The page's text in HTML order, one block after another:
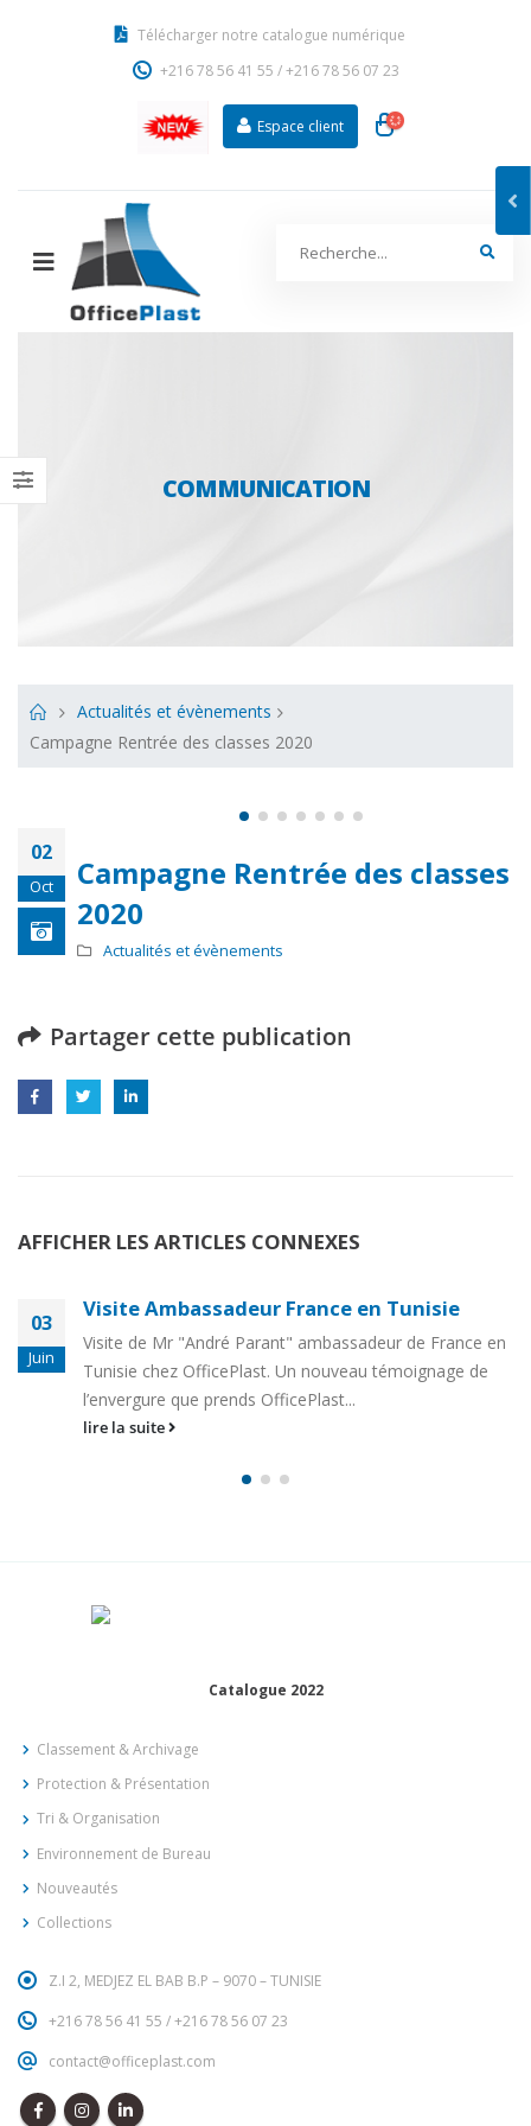
Télécharger notre catalogue numérique
+216 78 56 41 55 /+216 78 56 07 23
Espace client
COMMUNICATION
Actualités et évènements
Campagne Rentrée des classes 2020
02
Oct
Campagne Rentrée des classes
2020
Actualités et évènements
Partager cette publication
AFFICHER LES ARTICLES CONNEXES
03
Juin
Visite Ambassadeur France en Tunisie
Visite de Mr "André Parant" ambassadeur de France en
Tunisie chez OfficePlast. Un nouveau témoignage de
l’envergure que prends OfficePlast...
lire la suite
Catalogue 2022
Classement & Archivage
Protection & Présentation
Tri & Organisation
Environnement de Bureau
Nouveautés
Collections
Z.I 2, MEDJEZ EL BAB B.P – 9070 – TUNISIE
+216 78 56 41 55 /+216 78 56 07 23
contact@officeplast.com